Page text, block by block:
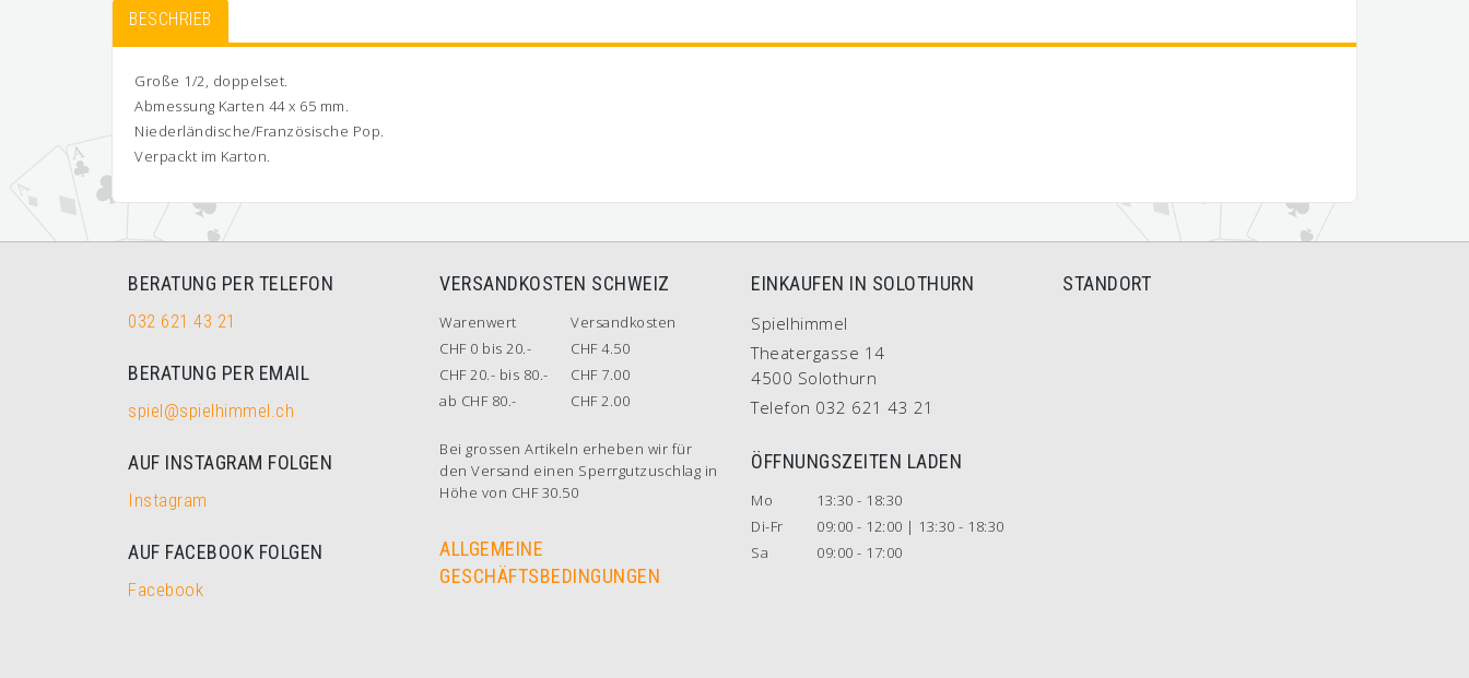
BESCHRIEB
Große 1/2, doppelset.
Abmessung Karten 44 x 65 mm.
Niederländische/Französische Pop.
Verpackt im Karton.
BERATUNG PER TELEFON
032 621 43 21
BERATUNG PER EMAIL
spiel@spielhimmel.ch
AUF INSTAGRAM FOLGEN
Instagram
AUF FACEBOOK FOLGEN
Facebook
VERSANDKOSTEN SCHWEIZ
Warenwert
Versandkosten
CHF 0 bis 20.-
CHF 4.50
CHF 20.- bis 80.-
CHF 7.00
ab CHF 80.-
CHF 2.00
Bei grossen Artikeln erheben wir für
den Versand einen Sperrgutzuschlag in
Höhe von CHF 30.50
ALLGEMEINE
GESCHÄFTSBEDINGUNGEN
EINKAUFEN IN SOLOTHURN
Spielhimmel
Theatergasse 14
4500 Solothurn
Telefon 032 621 43 21
ÖFFNUNGSZEITEN LADEN
Mo
13:30 - 18:30
Di-Fr
09:00 - 12:00 | 13:30 - 18:30
Sa
09:00 - 17:00
STANDORT